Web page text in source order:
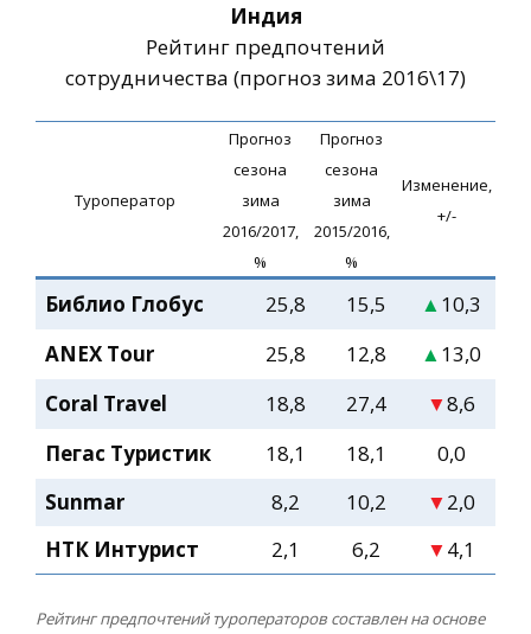
Индия
Рейтинг предпочтений
сотрудничества (прогноз зима 2016\17)
Туроператор
Прогноз
сезона
зима
2016/2017,
%
Прогноз
сезона
зима
2015/2016,
%
Изменение,
+/-
Библио Глобус 25,8 15,5 ▲10,3
ANEX Tour
25,8 12,8 ▲13,0
Coral Travel
18,8 27,4 ▼8,6
Пегас Туристик
18,1 18,1
0,0
Sunmar
8,2 10,2 ▼2,0
НТК Интурист
2,1 6,2 ▼4,1
Рейтинг предпочтений туроператоров составлен на основе